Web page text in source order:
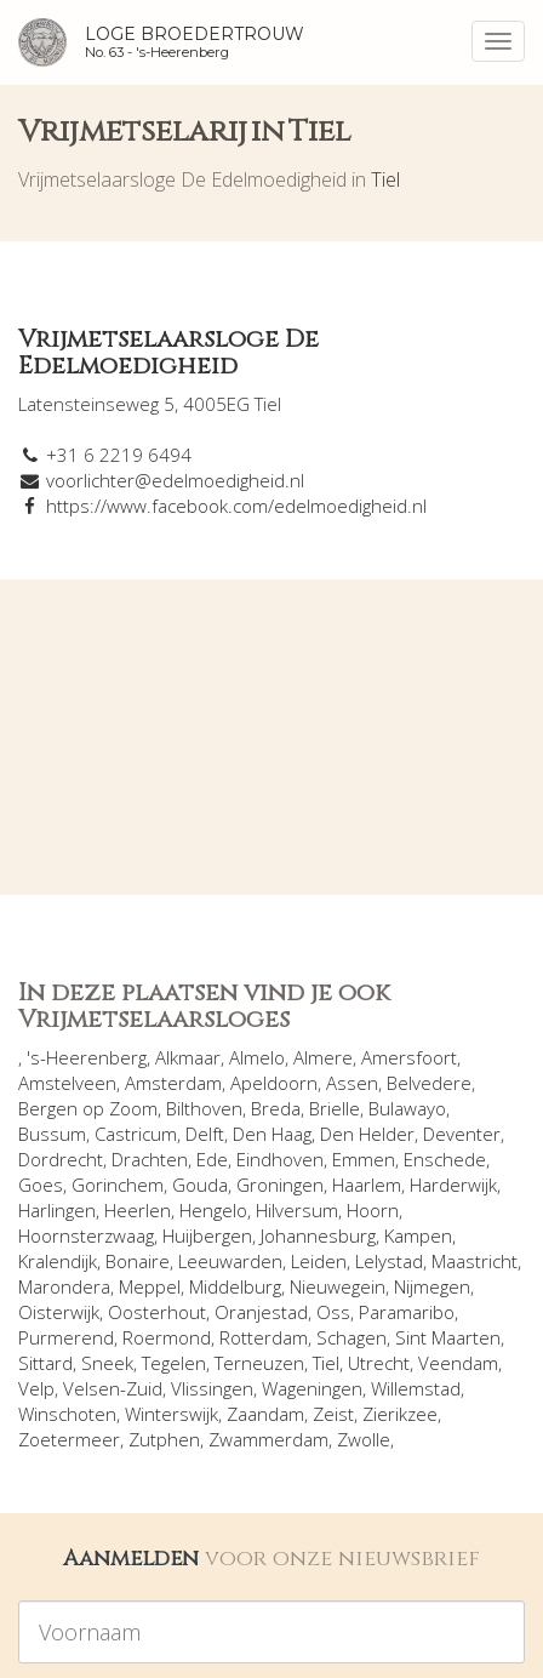
LOGE BROEDERTROUW
No. 63 - 's-Heerenberg
Vrijmetselarij in Tiel
Vrijmetselaarsloge De Edelmoedigheid in Tiel
Vrijmetselaarsloge De
Edelmoedigheid
Latensteinseweg 5, 4005EG Tiel
+31 6 2219 6494
voorlichter@edelmoedigheid.nl
https://www.facebook.com/edelmoedigheid.nl
In deze plaatsen vind je ook
Vrijmetselaarsloges
, 's-Heerenberg, Alkmaar, Almelo, Almere, Amersfoort,
Amstelveen, Amsterdam, Apeldoorn, Assen, Belvedere,
Bergen op Zoom, Bilthoven, Breda, Brielle, Bulawayo,
Bussum, Castricum, Delft, Den Haag, Den Helder, Deventer,
Dordrecht, Drachten, Ede, Eindhoven, Emmen, Enschede,
Goes, Gorinchem, Gouda, Groningen, Haarlem, Harderwijk,
Harlingen, Heerlen, Hengelo, Hilversum, Hoorn,
Hoornsterzwaag, Huijbergen, Johannesburg, Kampen,
Kralendijk, Bonaire, Leeuwarden, Leiden, Lelystad, Maastricht,
Marondera, Meppel, Middelburg, Nieuwegein, Nijmegen,
Oisterwijk, Oosterhout, Oranjestad, Oss, Paramaribo,
Purmerend, Roermond, Rotterdam, Schagen, Sint Maarten,
Sittard, Sneek,Tegelen,Terneuzen,Tiel, Utrecht, Veendam,
Velp, Velsen-Zuid, Vlissingen, Wageningen, Willemstad,
Winschoten, Winterswijk, Zaandam, Zeist, Zierikzee,
Zoetermeer, Zutphen, Zwammerdam, Zwolle,
Aanmelden voor onze nieuwsbrief
Voornaam